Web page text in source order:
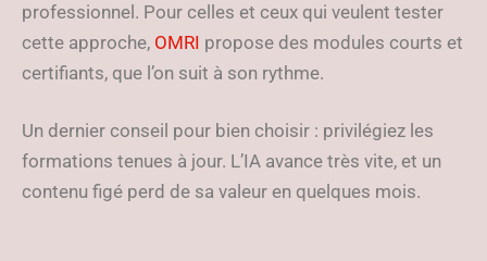
professionnel. Pour celles et ceux qui veulent tester
cette approche, OMRI propose des modules courts et
certifiants, que l’on suit à son rythme.
Un dernier conseil pour bien choisir : privilégiez les
formations tenues à jour. L’IA avance très vite, et un
contenu figé perd de sa valeur en quelques mois.